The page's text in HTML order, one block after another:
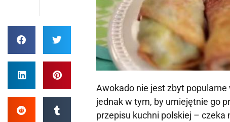
Awokado nie jest zbyt popularne
jednak w tym, by umiejętnie go
przepisu kuchni polskiej – czeka